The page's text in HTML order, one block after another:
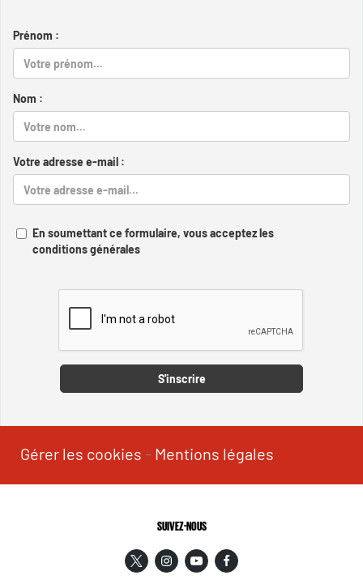
Prénom :
Nom :
Votre adresse e-mail :
En soumettant ce formulaire, vous acceptez les
conditions générales
S'inscrire
Gérer les cookies - Mentions légales
SUIVEZ-NOUS